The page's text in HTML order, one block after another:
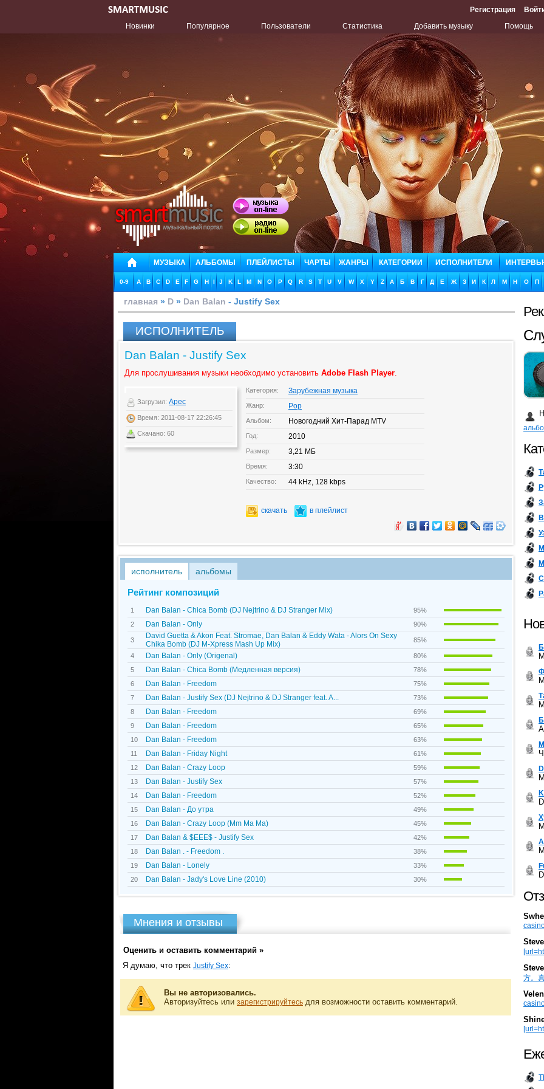
Регистрация
Новинки
Популярное Пользователи Статистика Добавить музыку Помощь
МУЗЫКА АЛЬБОМЫ ПЛЕЙЛИСТЫ ЧАРТЫ ЖАНРЫ КАТЕГОРИИ ИСПОЛНИТЕЛИ
0-9 A B C D E F G H I J K L M N O P Q R S T U V W X Y Z А Б В Г Д Е Ж З И К Л М Н О П
главная » D » Dan Balan - Justify Sex
ИСПОЛНИТЕЛЬ
Dan Balan - Justify Sex
Для прослушивания музыки необходимо установить Adobe Flash Player.
Загрузил: Apec
Время: 2011-08-17 22:26:45
Скачано: 60
Категория: Зарубежная музыка
Жанр: Pop
Альбом: Новогодний Хит-Парад MTV
Год: 2010
Размер: 3,21 МБ
Время: 3:30
Качество: 44 kHz, 128 kbps
скачать в плейлист
исполнитель альбомы
Рейтинг композиций
1 Dan Balan - Chica Bomb (DJ Nejtrino & DJ Stranger Mix)
95%
2
Dan Balan - Only 90%
3
David Guetta & Akon Feat. Stromae, Dan Balan & Eddy Wata - Alors On Sexy
Chika Bomb (DJ M-Xpress Mash Up Mix)
85%
4 Dan Balan - Only (Origenal)
80%
5
Dan Balan - Chica Bomb (Медленная версия)
78%
6
Dan Balan - Freedom
75%
7
Dan Balan - Justify Sex (DJ Nejtrino & DJ Stranger feat. A...
73%
8
Dan Balan - Freedom
69%
9
Dan Balan - Freedom
65%
10
Dan Balan - Freedom
63%
11
Dan Balan - Friday Night
61%
12
Dan Balan - Crazy Loop
59%
13
Dan Balan - Justify Sex
57%
14
Dan Balan - Freedom
52%
15
Dan Balan - До утра
49%
16
Dan Balan - Crazy Loop (Mm Ma Ma)
45%
17
Dan Balan & $EEE$ - Justify Sex
42%
18
Dan Balan . - Freedom .
38%
19
Dan Balan - Lonely
33%
20
Dan Balan - Jady's Love Line (2010) 30%
Мнения и отзывы
Оценить и оставить комментарий »
Я думаю, что трек Justify Sex:
Вы не авторизовались.
Авторизуйтесь или зарегистрируйтесь для возможности оставить комментарий.
方。